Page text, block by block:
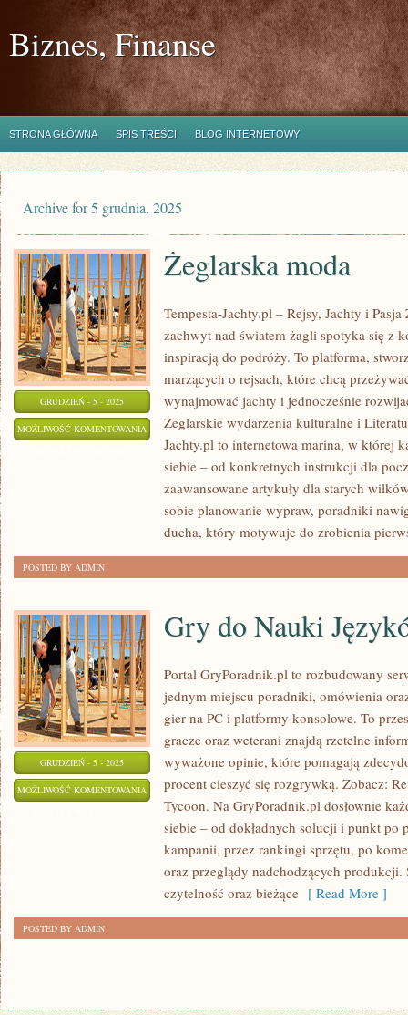
Biznes, Finanse
STRONA GŁÓWNA SPIS TREŚCI BLOG INTERNETOWY
Archive for 5 grudnia, 2025
GRUDZIEŃ - 5 - 2025
MOŻLIWOŚĆ KOMENTOWANIA ŻEGLARSKA
MODA
Żeglarska moda
Tempesta-Jachty.pl – Rejsy, Jachty i
zachwyt nad światem żagli spotyka się z
inspiracją do podróży. To platforma,
marzących o rejsach, które chcą
wynajmować jachty i jednocześnie
Żeglarskie wydarzenia kulturalne i
Jachty.pl to internetowa marina, w której
siebie – od konkretnych instrukcji dla
zaawansowane artykuły dla starych
sobie planowanie wypraw, poradniki
ducha, który motywuje do zrobienia
POSTED BY ADMIN
GRUDZIEŃ - 5 - 2025
MOŻLIWOŚĆ KOMENTOWANIA
NAUKI
JĘZYKÓW
Gry do Nauki
Portal GryPoradnik.pl to rozbudowany
jednym miejscu poradniki, omówienia
gier na PC i platformy konsolowe. To
gracze oraz weterani znajdą rzetelne
wyważone opinie, które pomagają
procent cieszyć się rozgrywką. Zobacz:
Tycoon. Na GryPoradnik.pl dosłownie
siebie – od dokładnych solucji i punkt po
kampanii, przez rankingi sprzętu, po
oraz przeglądy nadchodzących produkcji.
czytelność oraz bieżące [ Read More ]
POSTED BY ADMIN